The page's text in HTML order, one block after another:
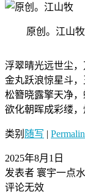
原创。江山牧
浮翠晴光远世尘，​​​
金丸跃浪惊星斗，​
松簪晓露擎天净，​​​
欲化朝晖成彩缕，​​​
类别 随写 |
2025年8月1日
发表者 寰宇一点水
评论无效